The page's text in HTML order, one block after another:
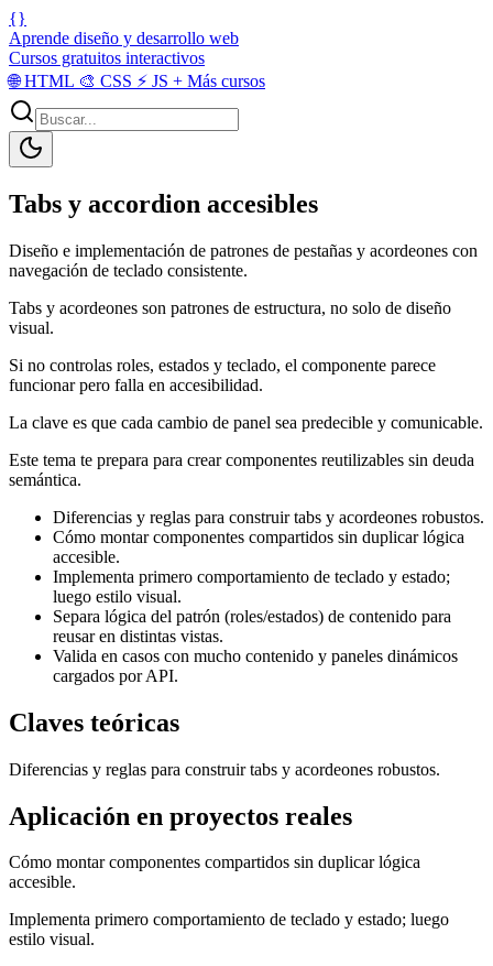
{}
Aprende diseño y desarrollo web
Cursos gratuitos interactivos
🌐HTML 🎨 CSS ⚡ JS + Más cursos
Tabs y accordion accesibles
Diseño e implementación de patrones de pestañas y acordeones con
navegación de teclado consistente.
Tabs y acordeones son patrones de estructura, no solo de diseño
visual.
Si no controlas roles, estados y teclado, el componente parece
funcionar pero falla en accesibilidad.
La clave es que cada cambio de panel sea predecible y comunicable.
Este tema te prepara para crear componentes reutilizables sin deuda
semántica.
Diferencias y reglas para construir tabs y acordeones robustos.
Cómo montar componentes compartidos sin duplicar lógica
accesible.
Implementa primero comportamiento de teclado y estado;
luego estilo visual.
Separa lógica del patrón (roles/estados) de contenido para
reusar en distintas vistas.
Valida en casos con mucho contenido y paneles dinámicos
cargados por API.
Claves teóricas
Diferencias y reglas para construir tabs y acordeones robustos.
Aplicación en proyectos reales
Cómo montar componentes compartidos sin duplicar lógica
accesible.
Implementa primero comportamiento de teclado y estado; luego
estilo visual.